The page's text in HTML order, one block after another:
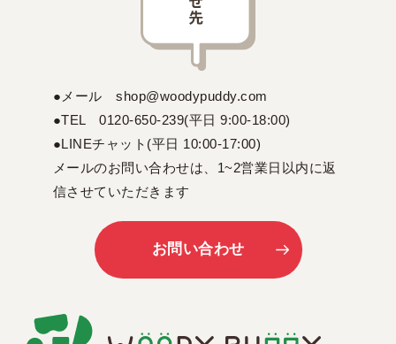
●メール shop@woodypuddy.com
●TEL 0120-650-239(平日 9:00-18:00)
●LINEチャット(平日 10:00-17:00)
メールのお問い合わせは、1~2営業日以内に返
信させていただきます
お問い合わせ